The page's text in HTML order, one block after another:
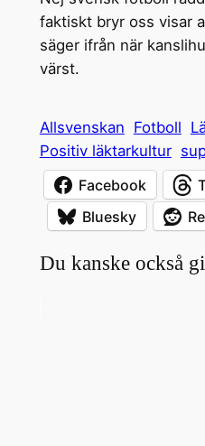
faktiskt bryr oss visar
säger ifrån när
värst.
Allsvenskan Fotboll
Positiv läktarkultur
Facebook
Bluesky
Du kanske också